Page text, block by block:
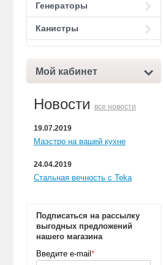
Генераторы
Канистры
Мой кабинет
Новости все новости
19.07.2019
Маэстро на вашей кухне
24.04.2019
Стальная вечность с Teka
Подписаться на рассылку
выгодных предложений
нашего магазина
Введите e-mail *